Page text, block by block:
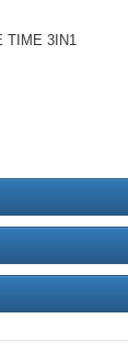
TIME 3IN1